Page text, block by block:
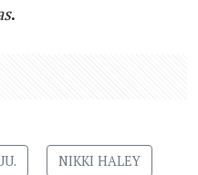
.
NIKKI HALEY